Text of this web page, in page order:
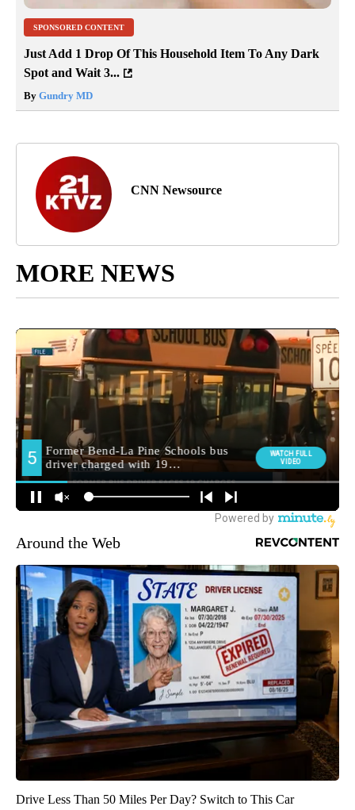
SPONSORED CONTENT
Just Add 1 Drop Of This Household Item To Any Dark
Spot and Wait 3...
By Gundry MD
CNN Newsource
MORE NEWS
Around the Web
Drive Less Than 50 Miles Per Day? Switch to This Car